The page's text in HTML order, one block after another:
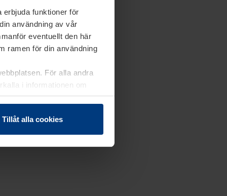
erbjuda funktioner för
användning av vår
eventuellt den här
ramen för din användning
För alla andra
i informationen om
Tillåt alla cookies